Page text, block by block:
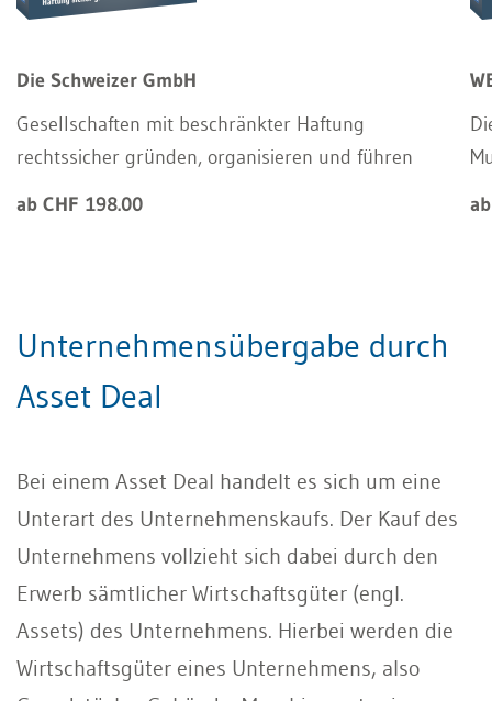
Die Schweizer GmbH
Gesellschaften mit beschränkter Haftung
rechtssicher gründen, organisieren und führen
ab CHF 198.00
Unternehmensübergabe durch
Asset Deal
Bei einem Asset Deal handelt es sich um eine
Unterart des Unternehmenskaufs. Der Kauf des
Unternehmens vollzieht sich dabei durch den
Erwerb sämtlicher Wirtschaftsgüter (engl.
Assets) des Unternehmens. Hierbei werden die
Wirtschaftsgüter eines Unternehmens, also